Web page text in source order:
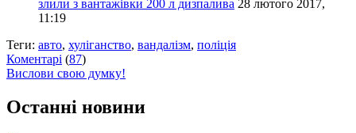
злили з вантажівки 200 л дизпалива 28 лютого 2017,
11:19
Теги: авто, хуліганство, вандалізм, поліція
Коментарі (87)
Вислови свою думку!
Останні новини